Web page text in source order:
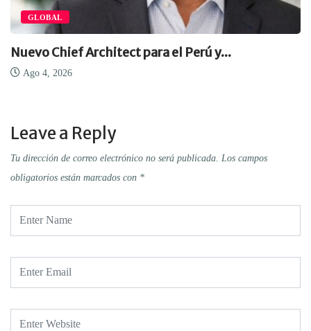
GLOBAL
Nuevo Chief Architect para el Perú y...
Ago 4, 2026
Leave a Reply
Tu dirección de correo electrónico no será publicada. Los campos
obligatorios están marcados con *